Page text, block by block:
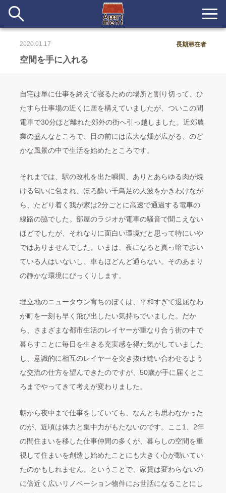
長期滞在者&more
アパートメントについて
配信
入居者一覧
空間を手に入れる
2020.01.17 長期滞在者
自宅は単に仕事を終えて寝るための場所と割り切って、ひ
たすら仕事場の近くに居を構えていましたが、ついこの間
電車で30分ほど離れた郊外の街へ引っ越しました。近郊農
業の盛んなところで、目の前には広大な畑が広がる、のど
かな風景の中で生活を始めたところです。
それまでは、駅の改札を出た瞬間、ありとあらゆる肉が焼
ける匂いに包まれ、ほろ酔い千鳥足の人波をかきわけなが
ら、たどり着く我が家は2分ごとに高速で通過する電車の
線路の脇でした。部屋のラジオが電車の騒音で聞こえない
ほどでしたが、それなりに面白い環境だと思って特にいや
ではありませんでした。いまは、夜になると真っ暗で歩い
ている人はいないし、車もほどんど通らない。そのあまり
の静かな環境にびっくりします。
埋立地のニュータウン育ちのぼくは、平和すぎて退屈なわ
が町を一刻も早く飛び出したい気持ちでいました。だか
ら、さまざまな都市生活のレイヤーが重なり合う街の中で
暮らすことに毎日を生きる充実感を得た気がしていました
し、意識的に相互のレイヤーを突き抜け縫い合わせるよう
な交流の仕方を望んできたのですが、50歳が手に届くとこ
ろまでやってきて考えが変わりました。
朝から夜中まで仕事をしていても、なんとも思わなかった
のが、近頃は体力と集中力がもたないのです。ここ1、2年
の間住まいを移した仕事仲間の多くが、暮らしの空間を重
視して住まいを創造し始めたことにも大きく心が動いてい
たのかもしれません。ということで、家賃は変わらないの
に倍近く広いリノベーション物件にお世話になることにし